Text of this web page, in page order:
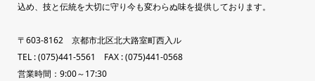
込め、技と伝統を大切に守り今も変わらぬ味を提供しております。
〒603-8162 京都市北区北大路室町西入ル
TEL : (075)441-5561 FAX : (075)441-0568
営業時間：9:00～17:30